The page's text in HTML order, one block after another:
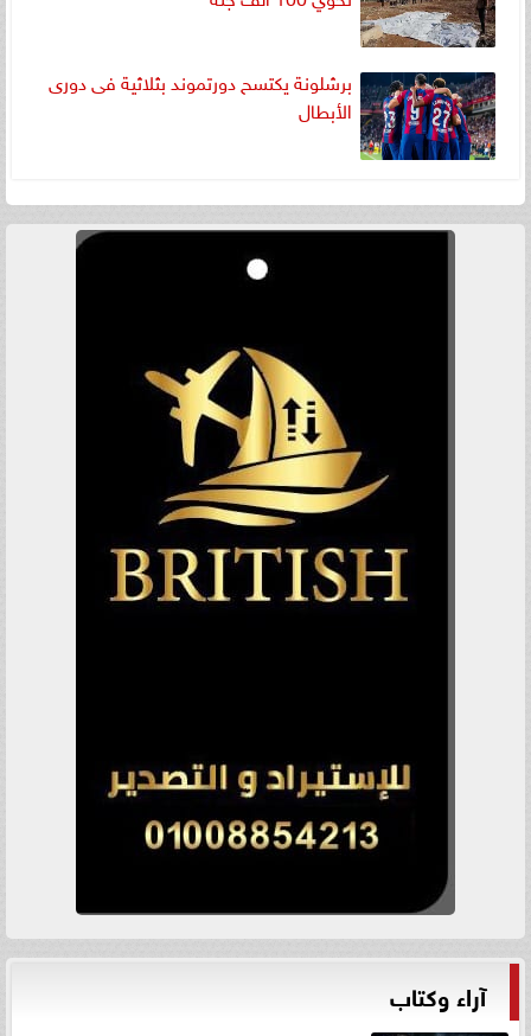
برشلونة يكتسح دورتموند بثلاثية فى دورى
الأبطال
آراء وكتاب